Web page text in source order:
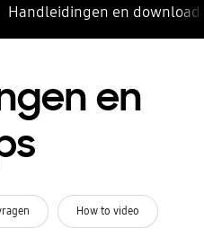
Handleidingen en
en
How to video